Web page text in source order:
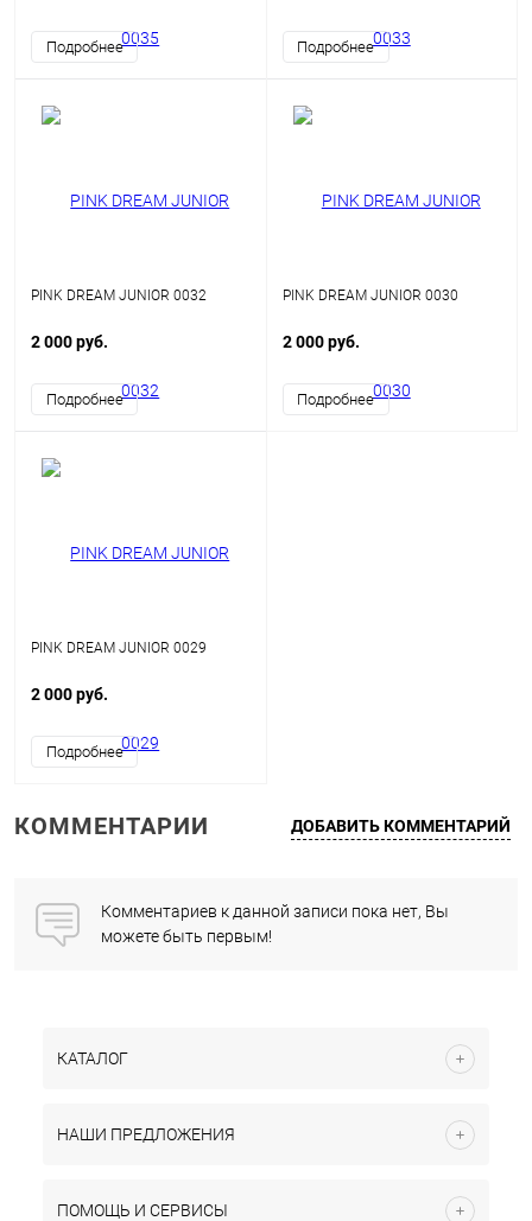
Подробнее Подробнее
PINK DREAM JUNIOR 0032
2 000 руб.
Подробнее
PINK DREAM JUNIOR 0030
2 000 руб.
Подробнее
PINK DREAM JUNIOR 0029
2 000 руб.
Подробнее
КОММЕНТАРИИ ДОБАВИТЬ КОММЕНТАРИЙ
Комментариев к данной записи пока нет, Вы
можете быть первым!
КАТАЛОГ
НАШИ ПРЕДЛОЖЕНИЯ
ПОМОЩЬ И СЕРВИСЫ